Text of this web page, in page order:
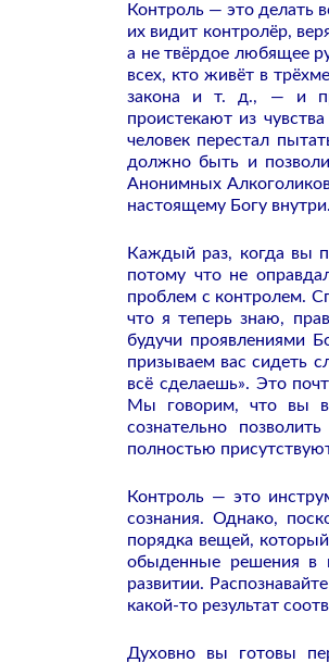
Контроль — это делать
их видит контролёр,
а не твёрдое любящее
всех, кто живёт в
закона и т. д., — и
проистекают из
человек перестал
должно быть и
Анонимных
настоящему Богу внутри.
Каждый раз, когда вы
потому что не
проблем с контролем.
что я теперь знаю,
будучи проявлениями
призываем вас сидеть
всё сделаешь». Это
Мы говорим, что вы
сознательно
полностью
Контроль — это
сознания. Однако,
порядка вещей,
обыденные решения в
развитии.
какой-то результат
Духовно вы готовы